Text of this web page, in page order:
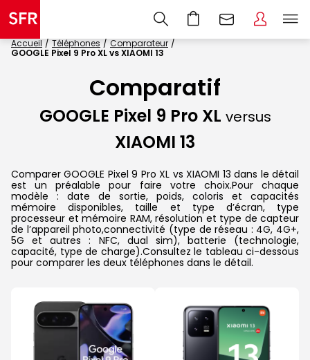
Accueil Téléphones
Comparateur
GOOGLE Pixel 9 Pro XL vs XIAOMI 13
Comparatif
GOOGLE Pixel 9 Pro XL versus
XIAOMI 13
Comparer GOOGLE Pixel 9 Pro XL vs XIAOMI 13 dans le détail
est un préalable pour faire votre choix.Pour chaque
modèle : date de sortie, poids, coloris et capacités
mémoire disponibles, taille et type d’écran, type
processeur et mémoire RAM, résolution et type de capteur
de l’appareil photo,connectivité (type de réseau : 4G, 4G+,
5G et autres : NFC, dual sim), batterie (technologie,
capacité, type de charge).Consultez le tableau ci-dessous
pour comparer les deux téléphones dans le détail.